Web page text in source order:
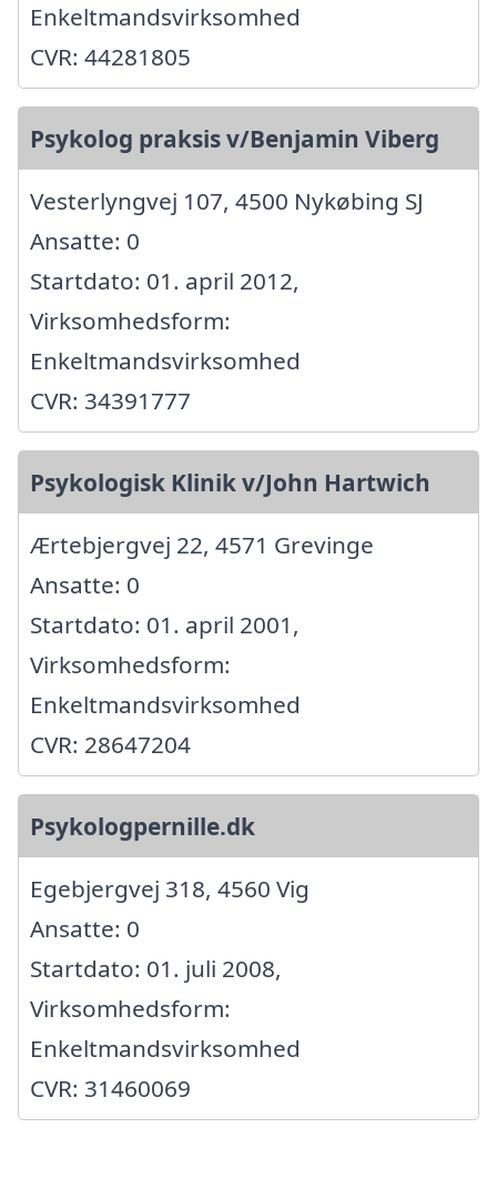
Enkeltmandsvirksomhed
CVR: 44281805
Psykolog praksis v/Benjamin Viberg
Vesterlyngvej 107, 4500 Nykøbing SJ
Ansatte: 0
Startdato: 01. april 2012,
Virksomhedsform:
Enkeltmandsvirksomhed
CVR: 34391777
Psykologisk Klinik v/John Hartwich
Ærtebjergvej 22, 4571 Grevinge
Ansatte: 0
Startdato: 01. april 2001,
Virksomhedsform:
Enkeltmandsvirksomhed
CVR: 28647204
Psykologpernille.dk
Egebjergvej 318, 4560 Vig
Ansatte: 0
Startdato: 01. juli 2008,
Virksomhedsform:
Enkeltmandsvirksomhed
CVR: 31460069